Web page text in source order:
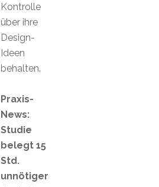
Kontrolle
über ihre
Design-
Ideen
behalten.
Praxis-
News:
Studie
belegt 15
Std.
unnötiger